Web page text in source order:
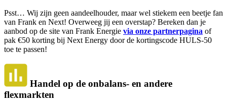
Psst… Wij zijn geen aandeelhouder, maar wel stiekem een beetje fan
van Frank en Next! Overweeg jij een overstap? Bereken dan je
aanbod op de site van Frank Energie via onze partnerpagina of
pak €50 korting bij Next Energy door de kortingscode HULS-50
toe te passen!
Handel op de onbalans- en andere
flexmarkten